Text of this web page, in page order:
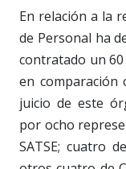
En relación a la
de Personal ha
contratado un
en comparación
juicio de este
por ocho
SATSE; cuatro